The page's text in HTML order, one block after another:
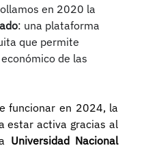
en 2020 la
: una plataforma
que permite
de las
funcionar en 2024, la
estar activa gracias al
Universidad Nacional